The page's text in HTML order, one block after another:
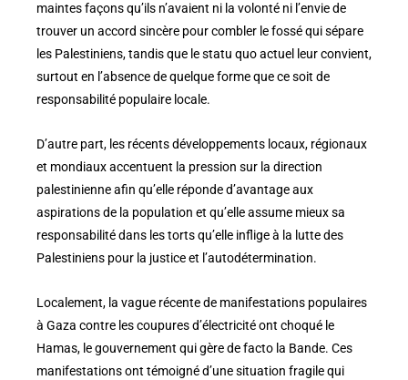
maintes façons qu’ils n’avaient ni la volonté ni l’envie de
trouver un accord sincère pour combler le fossé qui sépare
les Palestiniens, tandis que le statu quo actuel leur convient,
surtout en l’absence de quelque forme que ce soit de
responsabilité populaire locale.
D’autre part, les récents développements locaux, régionaux
et mondiaux accentuent la pression sur la direction
palestinienne afin qu’elle réponde d’avantage aux
aspirations de la population et qu’elle assume mieux sa
responsabilité dans les torts qu’elle inflige à la lutte des
Palestiniens pour la justice et l’autodétermination.
Localement, la vague récente de manifestations populaires
à Gaza contre les coupures d’électricité ont choqué le
Hamas, le gouvernement qui gère de facto la Bande. Ces
manifestations ont témoigné d’une situation fragile qui